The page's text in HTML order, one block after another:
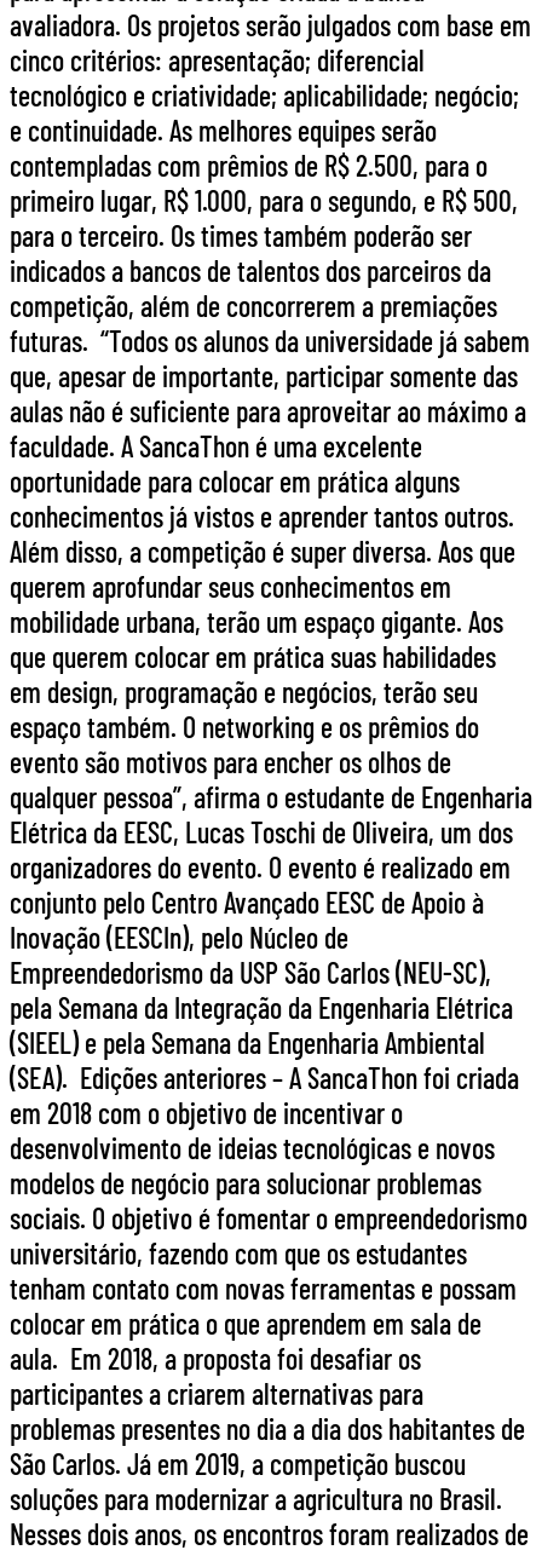
avaliadora. Os projetos serão julgados com base em
cinco critérios: apresentação; diferencial
tecnológico e criatividade; aplicabilidade; negócio;
e continuidade. As melhores equipes serão
contempladas com prêmios de R$ 2.500, para o
primeiro lugar, R$ 1.000, para o segundo, e R$ 500,
para o terceiro. Os times também poderão ser
indicados a bancos de talentos dos parceiros da
competição, além de concorrerem a premiações
futuras. “Todos os alunos da universidade já sabem
que, apesar de importante, participar somente das
aulas não é suficiente para aproveitar ao máximo a
faculdade. A SancaThon é uma excelente
oportunidade para colocar em prática alguns
conhecimentos já vistos e aprender tantos outros.
Além disso, a competição é super diversa. Aos que
querem aprofundar seus conhecimentos em
mobilidade urbana, terão um espaço gigante. Aos
que querem colocar em prática suas habilidades
em design, programação e negócios, terão seu
espaço também. O networking e os prêmios do
evento são motivos para encher os olhos de
qualquer pessoa”, afirma o estudante de Engenharia
Elétrica da EESC, Lucas Toschi de Oliveira, um dos
organizadores do evento. O evento é realizado em
conjunto pelo Centro Avançado EESC de Apoio à
Inovação (EESCIn), pelo Núcleo de
Empreendedorismo da USP São Carlos (NEU-SC),
pela Semana da Integração da Engenharia Elétrica
(SIEEL) e pela Semana da Engenharia Ambiental
(SEA). Edições anteriores – A SancaThon foi criada
em 2018 com o objetivo de incentivar o
desenvolvimento de ideias tecnológicas e novos
modelos de negócio para solucionar problemas
sociais. O objetivo é fomentar o empreendedorismo
universitário, fazendo com que os estudantes
tenham contato com novas ferramentas e possam
colocar em prática o que aprendem em sala de
aula. Em 2018, a proposta foi desafiar os
participantes a criarem alternativas para
problemas presentes no dia a dia dos habitantes de
São Carlos. Já em 2019, a competição buscou
soluções para modernizar a agricultura no Brasil.
Nesses dois anos, os encontros foram realizados de